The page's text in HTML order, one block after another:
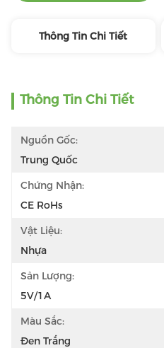
Thông Tin Chi Tiết
Thông Tin Chi Tiết
Nguồn Gốc:
Trung Quốc
Chứng Nhận:
CE RoHs
Vật Liệu:
Nhựa
Sản Lượng:
5V/1A
Màu Sắc:
Đen Trắng